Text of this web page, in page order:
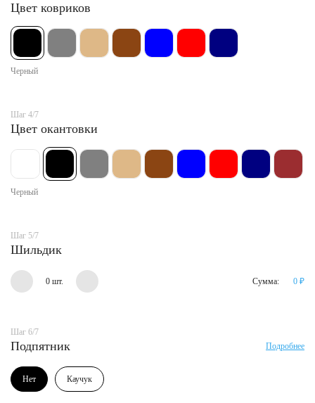
Цвет ковриков
Черный
Шаг 4/7
Цвет окантовки
Черный
Шаг 5/7
Шильдик
0 шт. Сумма: 0 ₽
Шаг 6/7
Подпятник Подробнее
Нет Каучук